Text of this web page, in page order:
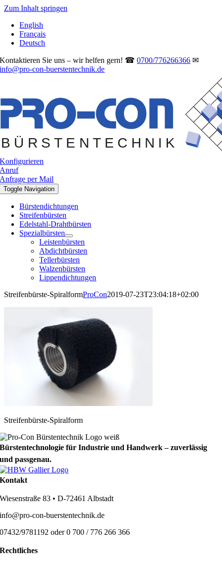
Zum Inhalt springen
English
Français
Deutsch
Kontaktieren Sie uns – wir helfen gern! ☎0700/776266366 ✉
info@pro-con-buerstentechnik.de
Konfigurieren
Anruf
Anfrage per Mail
Toggle Navigation
Bürstendichtungen
Streifenbürsten
Edelstahl-Drahtbürsten
Spezialbürsten
Leistenbürsten
Abdichtbürsten
Tellerbürsten
Walzenbürsten
Lippendichtungen
Streifenbürste-SpiralformProCon2019-07-23T23:04:18+02:00
Streifenbürste-Spiralform
Bürstentechnologie für Industrie und Handwerk – zuverlässig
und passgenau.
Kontakt
Wiesenstraße 83 • D-72461 Albstadt
info@pro-con-buerstentechnik.de
07432/9781192 oder 0 700 / 776 266 366
Rechtliches